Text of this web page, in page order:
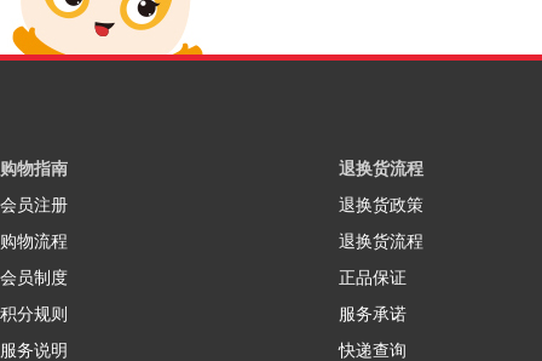
购物指南
会员注册
购物流程
会员制度
积分规则
服务说明
退换货流程
退换货政策
退换货流程
正品保证
服务承诺
快递查询